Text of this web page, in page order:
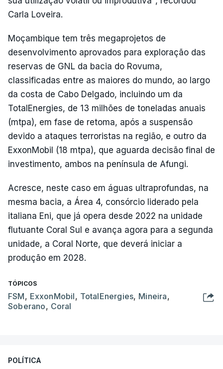
Carla Loveira.
Moçambique tem três megaprojetos de
desenvolvimento aprovados para exploração das
reservas de GNL da bacia do Rovuma,
classificadas entre as maiores do mundo, ao largo
da costa de Cabo Delgado, incluindo um da
TotalEnergies, de 13 milhões de toneladas anuais
(mtpa), em fase de retoma, após a suspensão
devido a ataques terroristas na região, e outro da
ExxonMobil (18 mtpa), que aguarda decisão final de
investimento, ambos na península de Afungi.
Acresce, neste caso em águas ultraprofundas, na
mesma bacia, a Área 4, consórcio liderado pela
italiana Eni, que já opera desde 2022 na unidade
flutuante Coral Sul e avança agora para a segunda
unidade, a Coral Norte, que deverá iniciar a
produção em 2028.
TÓPICOS
FSM, ExxonMobil, TotalEnergies, Mineira,
Soberano, Coral
POLÍTICA